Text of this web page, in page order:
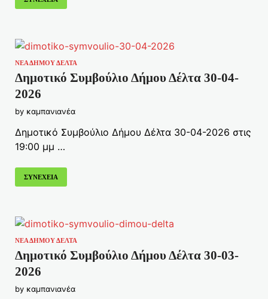
ΝΕΑ ΔΗΜΟΥ ΔΕΛΤΑ
Δημοτικό Συμβούλιο Δήμου Δέλτα 30-04-
2026
by καμπανιανέα
Δημοτικό Συμβούλιο Δήμου Δέλτα 30-04-2026 στις
19:00 μμ …
ΣΥΝΕΧΕΙΑ
ΝΕΑ ΔΗΜΟΥ ΔΕΛΤΑ
Δημοτικό Συμβούλιο Δήμου Δέλτα 30-03-
2026
by καμπανιανέα